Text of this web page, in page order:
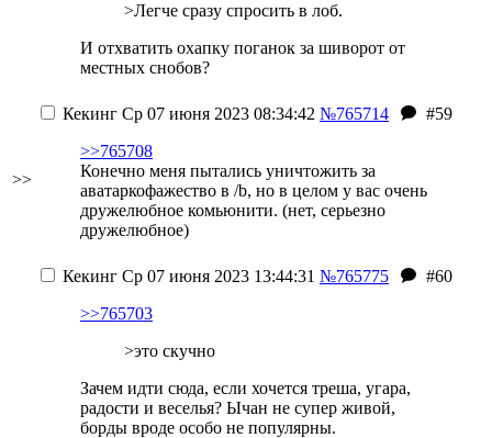
>Легче сразу спросить в лоб.
И отхватить охапку поганок за шиворот от
местных снобов?
>>
Кекинг Ср 07 июня 2023 08:34:42 №765714
#59
>>765708
Конечно меня пытались уничтожить за
аватаркофажество в /b, но в целом у вас очень
дружелюбное комьюнити. (нет, серьезно
дружелюбное)
Кекинг Ср 07 июня 2023 13:44:31 №765775
#60
>>765703
>это скучно
Зачем идти сюда, если хочется треша, угара,
радости и веселья? Ычан не супер живой,
борды вроде особо не популярны.